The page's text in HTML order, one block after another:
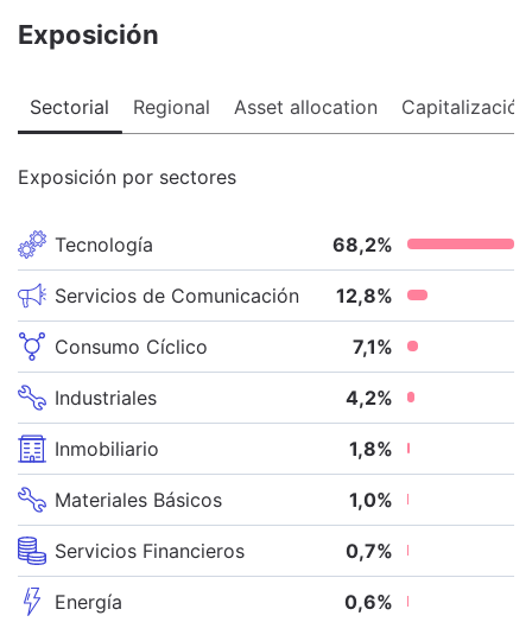
Exposición
Sectorial Regional Asset allocation Capitalización
Exposición por sectores
Tecnología 68,2%
Servicios de Comunicación 12,8%
Consumo Cíclico 7,1%
Industriales 4,2%
Inmobiliario 1,8%
Materiales Básicos 1,0%
Servicios Financieros 0,7%
Energía 0,6%